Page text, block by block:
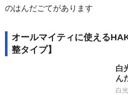
のはんだごてがあります
オールマイティに使える
整タイプ】
白
ん
白